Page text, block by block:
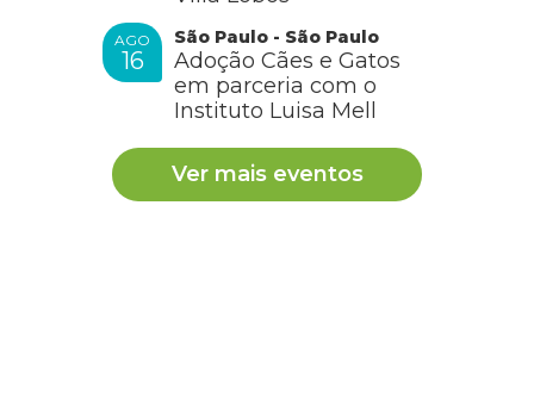
AGO
16
São Paulo - São Paulo
Adoção Cães e Gatos
em parceria com o
Instituto Luisa Mell
Ver mais eventos